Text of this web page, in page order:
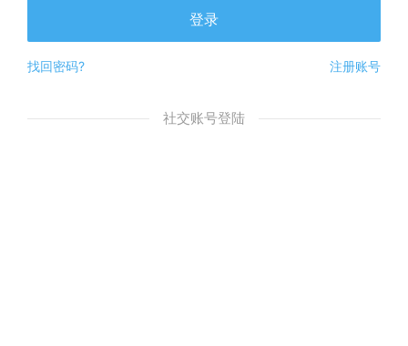
登录
找回密码? 注册账号
社交账号登陆